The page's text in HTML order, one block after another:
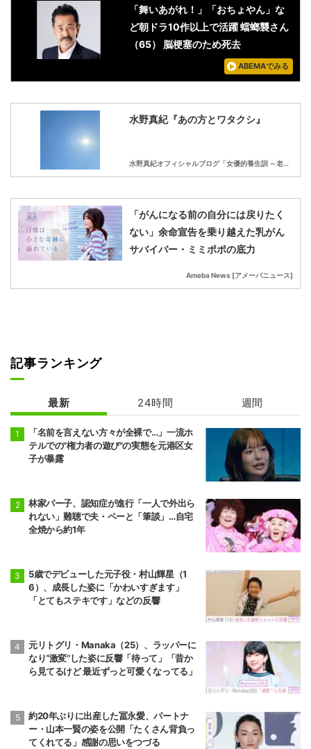
「舞いあがれ！」「おちょやん」な
ど朝ドラ10作以上で活躍 蟷螂襲さん
（65） 脳梗塞のため死去
ABEMAでみる
水野真紀『あの方とワタクシ』
水野真紀オフィシャルブログ「女優的養生訓 ～老い支度の巻～」Powered by Ameba
「がんになる前の自分には戻りたく
ない」余命宣告を乗り越えた乳がん
サバイバー・ミミポポの底力
Ameba News [アメーバニュース]
記事ランキング
最新 24時間 週間
「名前を言えない方々が全裸で…」一流ホ
テルでの"権力者の遊び"の実態を元港区女
子が暴露
林家パー子、認知症が進行「一人で外出ら
れない」難聴で夫・ペーと「筆談」…自宅
全焼から約1年
5歳でデビューした元子役・村山輝星（1
6）、成長した姿に「かわいすぎます」
「とてもステキです」などの反響
元リトグリ・Manaka（25）、ラッパーに
なり“激変”した姿に反響「待って」「昔か
ら見てるけど 最近ずっと可愛くなってる」
約20年ぶりに出産した冨永愛、パートナ
ー・山本一賢の姿を公開「たくさん背負っ
てくれてる」感謝の思いをつづる